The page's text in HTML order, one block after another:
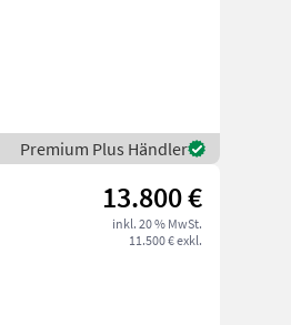
Premium Plus Händler
13.800 €
inkl. 20 % MwSt.
11.500 € exkl.